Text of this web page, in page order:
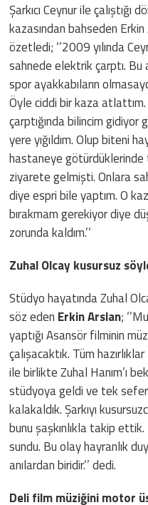
Şarkıcı Ceynur ile
kazasından bahseden
özetledi; ‘’2009 yılında
sahnede elektrik çarptı. Bu
spor ayakkabıların
Öyle ciddi bir kaza
çarptığında bilincim gidiyor
yere yığıldım. Olup biteni
hastaneye
ziyarete gelmişti. Onlara
diye espri bile yaptım. O
bırakmam gerekiyor diye
zorunda kaldım.’’
Zuhal Olcay kusursuz
Stüdyo hayatında Zuhal
söz eden Erkin Arslan;
yaptığı Asansör filminin
çalışacaktık. Tüm
ile birlikte Zuhal Hanım’ı
stüdyoya geldi ve tek
kalakaldık. Şarkıyı
bunu şaşkınlıkla takip
sundu. Bu olay hayranlık
anılardan biridir.’’ dedi.
Deli film müziğini motor